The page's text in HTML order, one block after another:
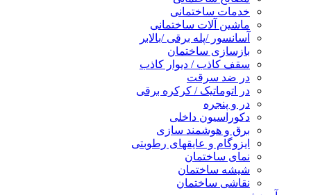
خدمات ساختمانی
ماشین آلات ساختمانی
آسانسور /پله برقی /بالابر
بازسازی ساختمان
سقف کاذب / دیوار کاذب
در ضد سرقت
در اتوماتیک / کرکره برقی
در و پنجره
دکوراسیون داخلی
برق و هوشمند سازی
ایزوگام و عایقهای رطوبتی
نمای ساختمان
شیشه ساختمان
نقاشی ساختمان